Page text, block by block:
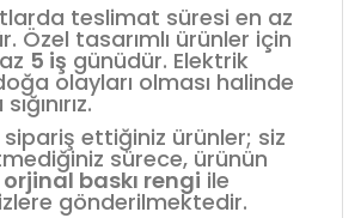
teslimat süresi en az
Özel tasarımlı ürünler için
5 iş günüdür. Elektrik
olayları olması halinde
ettiğiniz ürünler; siz
sürece, ürünün
orjinal baskı rengi ile
gönderilmektedir.